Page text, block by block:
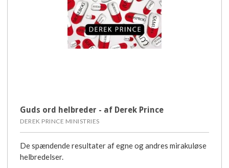
Guds ord helbreder - af Derek Prince
DEREK PRINCE MINISTRIES
De spændende resultater af egne og andres mirakuløse
helbredelser.